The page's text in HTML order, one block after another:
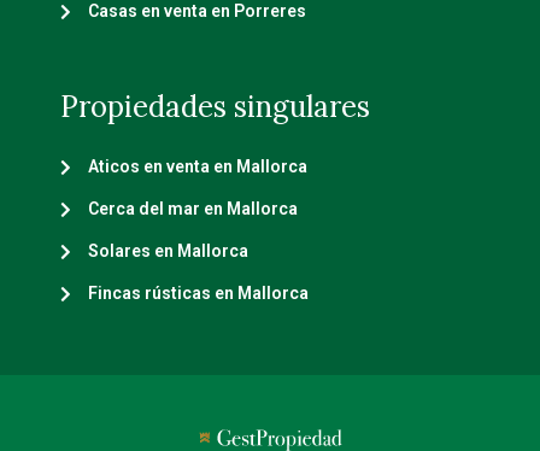
Casas en venta en Porreres
Propiedades singulares
Aticos en venta en Mallorca
Cerca del mar en Mallorca
Solares en Mallorca
Fincas rústicas en Mallorca